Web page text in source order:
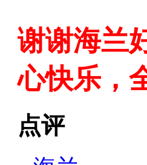
谢谢海兰
心快乐，
点评